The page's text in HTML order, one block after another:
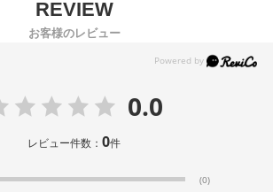
お客様のレビュー
0.0
レビュー件数：0件
(0)